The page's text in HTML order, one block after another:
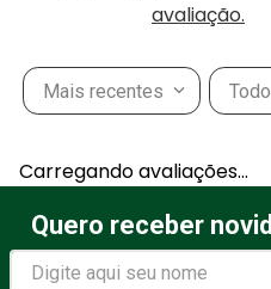
avaliação.
Mais recentes
Carregando avaliações…
Quero receber